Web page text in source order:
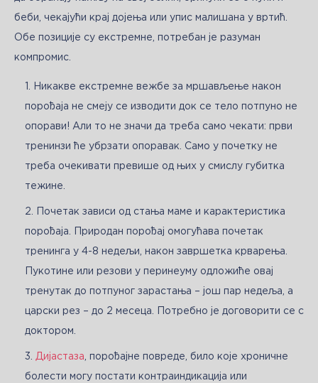
беби, чекајући крај дојења или упис малишана у вртић.
Обе позиције су екстремне, потребан је разуман
компромис.
Никакве екстремне вежбе за мршављење након
порођаја не смеју се изводити док се тело потпуно не
опорави! Али то не значи да треба само чекати: први
тренинзи ће убрзати опоравак. Само у почетку не
треба очекивати превише од њих у смислу губитка
тежине.
Почетак зависи од стања маме и карактеристика
порођаја. Природан порођај омогућава почетак
тренинга у 4-8 недељи, након завршетка крварења.
Пукотине или резови у перинеуму одложиће овај
тренутак до потпуног зарастања – још пар недеља, а
царски рез – до 2 месеца. Потребно је договорити се с
доктором.
Дијаcтаза , порођајне повреде, било које хроничне
болести могу постати контраиндикација или